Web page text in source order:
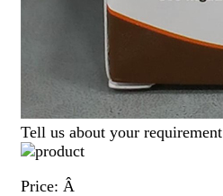
Tell us about your requirement
Price: Â